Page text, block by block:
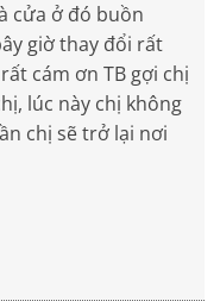
cửa ở đó buồn
giờ thay đổi rất
cám ơn TB gợi chị
lúc này chị không
chị sẽ trở lại nơi